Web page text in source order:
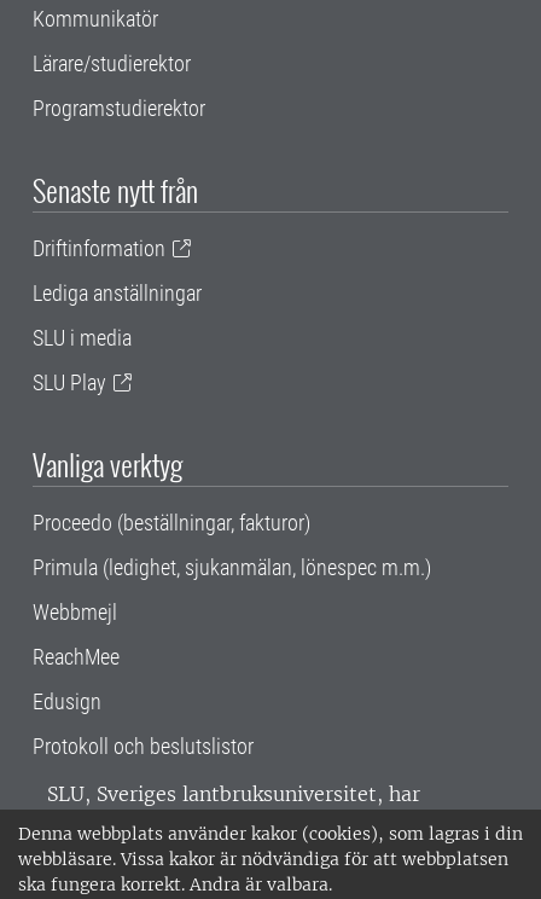
Denna webbplats använder kakor (cookies), som lagras i din
webbläsare. Vissa kakor är nödvändiga för att webbplatsen
ska fungera korrekt. Andra är valbara.
Kommunikatör
Lärare/studierektor
Programstudierektor
Senaste nytt från
Driftinformation
Lediga anställningar
SLU i media
SLU Play
Vanliga verktyg
Proceedo (beställningar, fakturor)
Primula (ledighet, sjukanmälan, lönespec m.m.)
Webbmejl
ReachMee
Edusign
Protokoll och beslutslistor
SLU, Sveriges lantbruksuniversitet, har
verksamhet över hela Sverige. Huvudorter är
Alnarp, Uppsala och Umeå.SLU är
miljöcertifierat enligt ISO 14001. •